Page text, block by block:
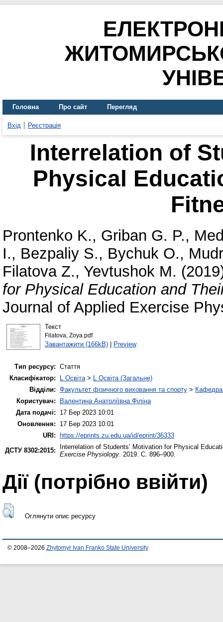
Головна Про сайт Перегляд
Вхід Реєстрація
Interrelation of
Physical
Prontenko K., Griban G. P.,
I., Bezpaliy S., Bychuk O.,
Filatova Z., Yevtushok M.
for Physical Education and
Journal of Applied Exercise
Текст
Filatova, Zoya.pdf
Завантажити (166kB)| Preview
Тип ресурсу: Стаття
Класифікатор:
L Освіта> L Освіта (Загальне)
Відділи: Факультет фізичного виховання та спорту > Кафедра
Користувач:
Валентина Анатоліївна Філіна
Дата подачі:
17 Бер 2023 10:01
Оновлення:
17 Бер 2023 10:01
URI:
https://eprints.zu.edu.ua/id/eprint/36333
ДСТУ 8302:2015:
Interrelation of Students’ Motivation for Physical
Exercise Physiology. 2019. С. 896–900.
Дії ​​(потрібно ввійти)
Оглянути опис ресурсу
© 2008–2026 Zhytomyr Ivan Franko State University